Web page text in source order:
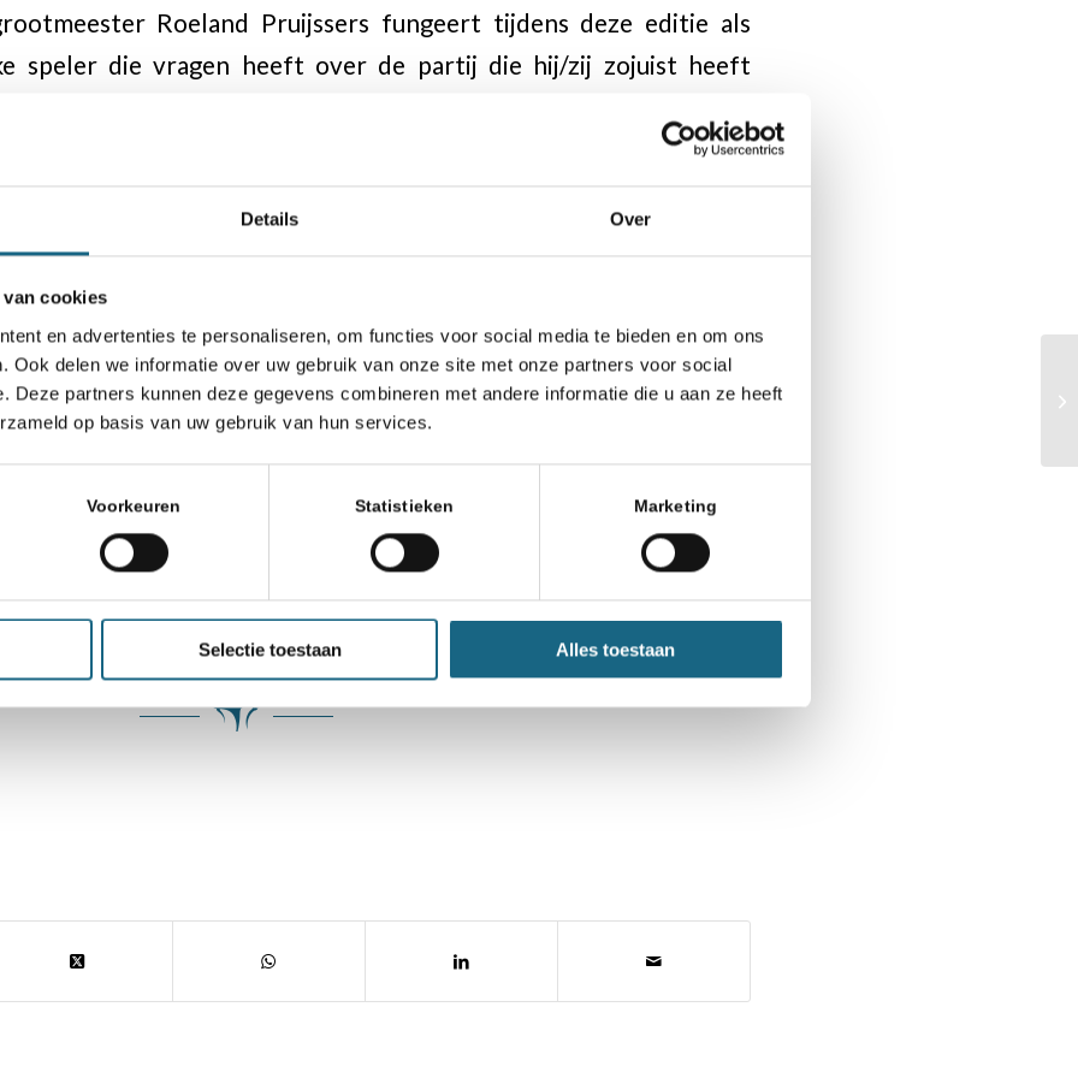
Details Over
van cookies
en advertenties te personaliseren, om functies voor social media te bieden en om ons
Ook delen we informatie over uw gebruik van onze site met onze partners voor social
Deze partners kunnen deze gegevens combineren met andere informatie die u aan ze heeft
op basis van uw gebruik van hun services.
Voorkeuren Statistieken Marketing
Selectie toestaan Alles toestaan
Roeland Pruijssers fungeert tijdens deze editie als
speler die vragen heeft over de partij die hij/zij zojuist heeft
bij Pruijssers terecht in schaakcafé Theothorne. De Apeldoorner
juli vanaf 19.30 uur ook een simultaan en verzorgt op de slotdag,
op de belangrijkste partijen.
traditie vindt er op vrijdagavond 25 juli weer een
plaats in een zaal van het cafégedeelte van Theothorne, vanaf
26 juli wordt in datzelfde cafégedeelte een rapidtoernooi
tot 16.00 uur.
in totaal 50 partijen live te volgen zijn, waaronder alle partijen
Ook is er dagelijks een blog met het belangrijkste of meest
door perschef Peter Boel.